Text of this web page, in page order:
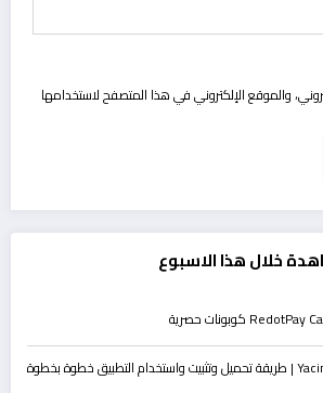
والموقع الإلكتروني في هذا المتصفح لاستخدامها
خلال هذا الاسبوع